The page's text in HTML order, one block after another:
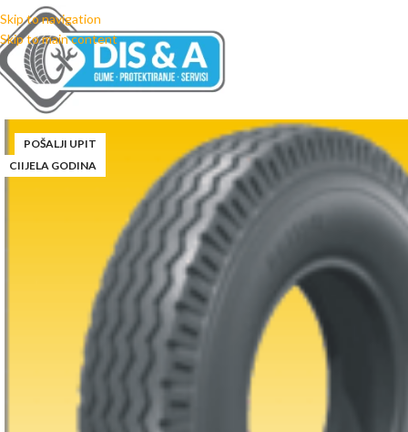
Skip to navigation
Skip to main content
POŠALJI UPIT
CIIJELA GODINA